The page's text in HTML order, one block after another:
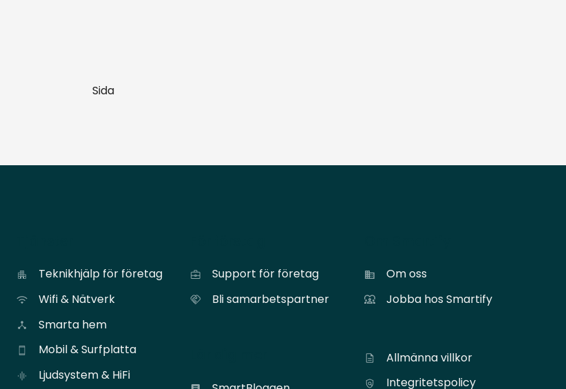
Sida
Teknikhjälp för företag
Wifi & Nätverk
Smarta hem
Mobil & Surfplatta
Ljudsystem & HiFi
Support för företag
Bli samarbetspartner
Om oss
Jobba hos Smartify
Allmänna villkor
Integritetspolicy